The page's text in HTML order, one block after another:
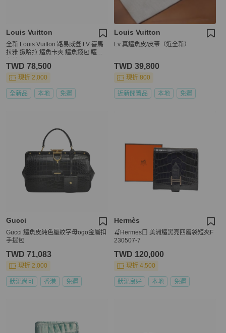
Louis Vuitton
全新 Louis Vuitton 路易威登 LV 喜馬
拉雅 撒哈拉 鱷魚卡夾 鱷魚錢包 鱷魚
TWD 78,500
現折 2,000
全新品 本地 免運
Louis Vuitton
Lv 真鱷魚皮/皮帶（近全新）
TWD 39,800
現折 800
近新閒置品 本地 免運
Gucci
Gucci 鱷魚皮純色壓紋字母ogo金屬扣
手提包
TWD 71,083
現折 2,000
狀況尚可 香港 免運
Hermès
🍒Hermes口 美洲鱷黑亮四層袋短夾F
230507-7
TWD 120,000
現折 4,500
狀況良好 本地 免運